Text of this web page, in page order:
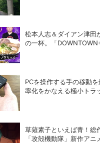
松本人志＆ダイアン津田
の一杯。「
PCを操作する手の移動
率化をかなえる極小トラ
草薙素子といえば青！総
「攻殻機動隊」新作アニ